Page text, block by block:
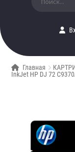
Главная
InkJet HP DJ 72